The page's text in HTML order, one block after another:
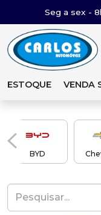
Seg a sex -
ESTOQUE VENDA
BYD